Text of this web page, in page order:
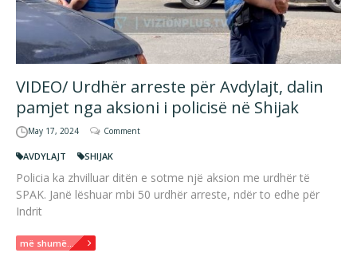
VIDEO/ Urdhër arreste për Avdylajt, dalin
pamjet nga aksioni i policisë në Shijak
May 17, 2024 Comment
AVDYLAJT SHIJAK
Policia ka zhvilluar ditën e sotme një aksion me urdhër të
SPAK. Janë lëshuar mbi 50 urdhër arreste, ndër to edhe për
Indrit
më shumë...